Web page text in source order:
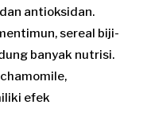
antioksidan.
sereal biji-
banyak nutrisi.
efek